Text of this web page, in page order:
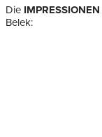
Die IMPRESSIONEN
Belek: